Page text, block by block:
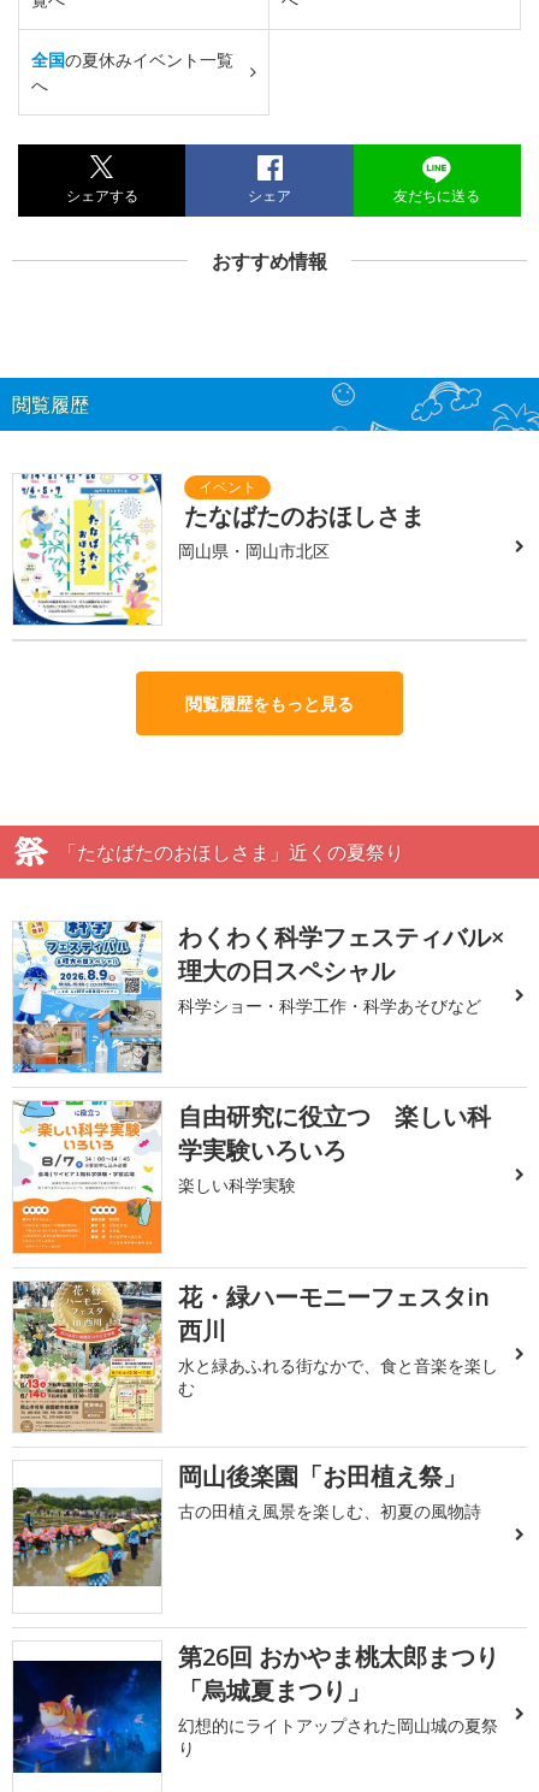
全国の夏休みイベント一覧
へ
シェアする シェア 友だちに送る
おすすめ情報
閲覧履歴
たなばたのおほしさま
岡山県・岡山市北区
閲覧履歴をもっと見る
「たなばたのおほしさま」近くの夏祭り
わくわく科学フェスティバル×
理大の日スペシャル
科学ショー・科学工作・科学あそびなど
自由研究に役立つ 楽しい科
学実験いろいろ
楽しい科学実験
花・緑ハーモニーフェスタin
西川
水と緑あふれる街なかで、食と音楽を楽し
む
岡山後楽園「お田植え祭」
古の田植え風景を楽しむ、初夏の風物詩
第26回 おかやま桃太郎まつり
「烏城夏まつり」
幻想的にライトアップされた岡山城の夏祭
り